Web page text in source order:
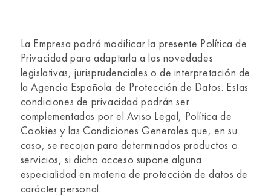
La Empresa podrá modificar la presente Política de
Privacidad para adaptarla a las novedades
legislativas, jurisprudenciales o de interpretación de
la Agencia Española de Protección de Datos. Estas
condiciones de privacidad podrán ser
complementadas por el Aviso Legal, Política de
Cookies y las Condiciones Generales que, en su
caso, se recojan para determinados productos o
servicios, si dicho acceso supone alguna
especialidad en materia de protección de datos de
carácter personal.